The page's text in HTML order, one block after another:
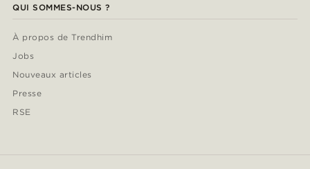
QUI SOMMES-NOUS ?
À propos de Trendhim
Jobs
Nouveaux articles
Presse
RSE